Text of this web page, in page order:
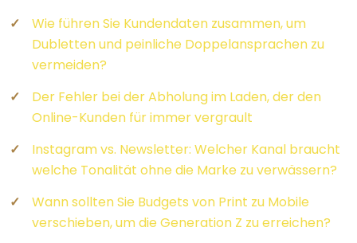
Wie führen Sie Kundendaten zusammen, um
Dubletten und peinliche Doppelansprachen zu
vermeiden?
Der Fehler bei der Abholung im Laden, der den
Online-Kunden für immer vergrault
Instagram vs. Newsletter: Welcher Kanal braucht
welche Tonalität ohne die Marke zu verwässern?
Wann sollten Sie Budgets von Print zu Mobile
verschieben, um die Generation Z zu erreichen?